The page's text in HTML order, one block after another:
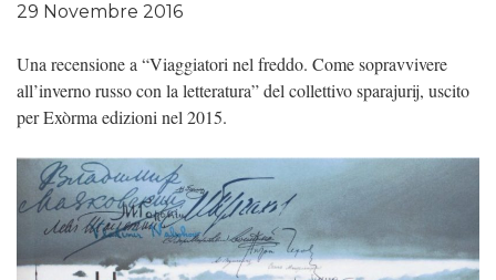
29 Novembre 2016
Una recensione a “Viaggiatori nel freddo. Come sopravvivere
all’inverno russo con la letteratura” del collettivo sparajurij, uscito
per Exòrma edizioni nel 2015.